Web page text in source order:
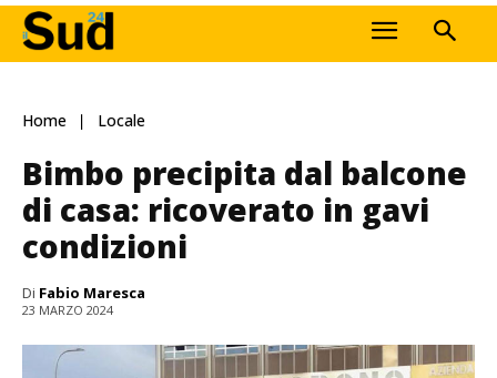
Home Locale
Bimbo precipita dal balcone
di casa: ricoverato in gavi
condizioni
Di Fabio Maresca
23 MARZO 2024